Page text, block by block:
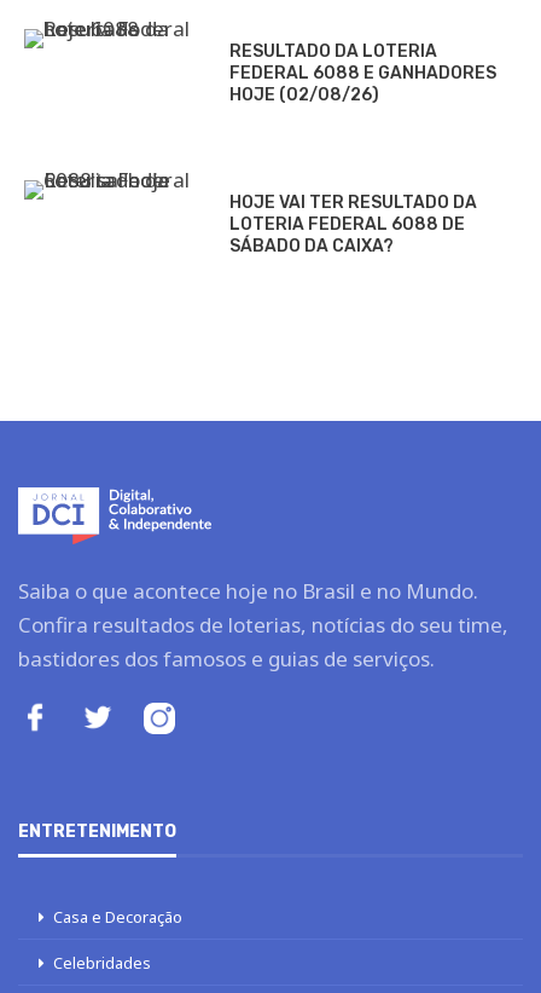
RESULTADO DA LOTERIA
FEDERAL 6088 E GANHADORES
HOJE (02/08/26)
HOJE VAI TER RESULTADO DA
LOTERIA FEDERAL 6088 DE
SÁBADO DA CAIXA?
Saiba o que acontece hoje no Brasil e no Mundo.
Confira resultados de loterias, notícias do seu time,
bastidores dos famosos e guias de serviços.
ENTRETENIMENTO
Casa e Decoração
Celebridades